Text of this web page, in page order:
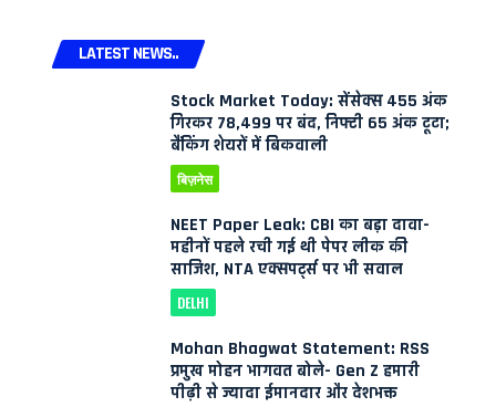
LATEST NEWS..
Stock Market Today: सेंसेक्स 455 अंक
गिरकर 78,499 पर बंद, निफ्टी 65 अंक टूटा;
बैंकिंग शेयरों में बिकवाली
बिज़नेस
NEET Paper Leak: CBI का बड़ा दावा-
महीनों पहले रची गई थी पेपर लीक की
साजिश, NTA एक्सपर्ट्स पर भी सवाल
DELHI
Mohan Bhagwat Statement: RSS
प्रमुख मोहन भागवत बोले- Gen Z हमारी
पीढ़ी से ज्यादा ईमानदार और देशभक्त